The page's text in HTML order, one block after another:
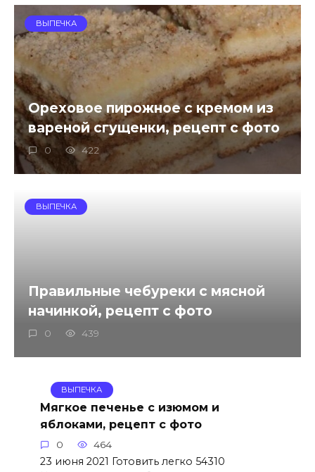
ВЫПЕЧКА
Ореховое пирожное с кремом из
вареной сгущенки, рецепт с фото
0 422
ВЫПЕЧКА
Правильные чебуреки с мясной
начинкой, рецепт с фото
0 439
ВЫПЕЧКА
Мягкое печенье с изюмом и
яблоками, рецепт с фото
0 464
23 июня 2021 Готовить легко 54310